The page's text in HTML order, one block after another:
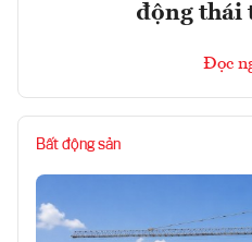
động thái
Đọc
Bất động sản